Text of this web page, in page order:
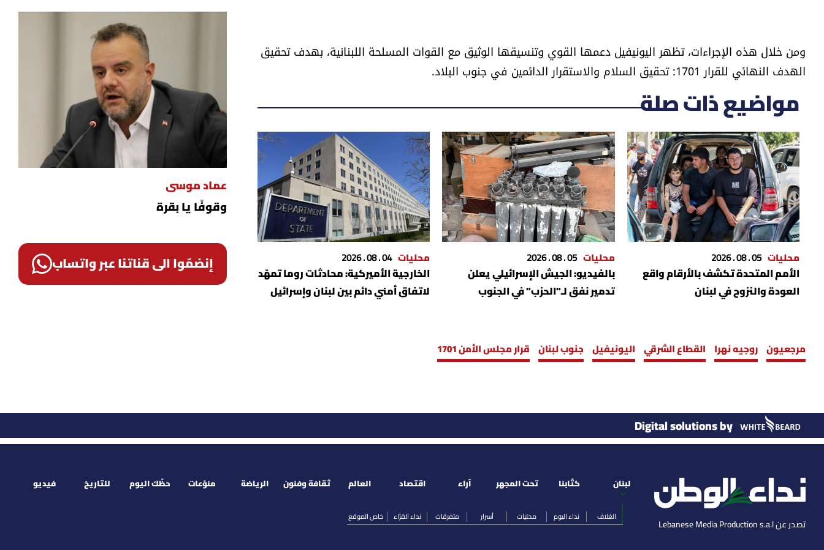
ومن خلال هذه الإجراءات، تظهر اليونيفيل دعمها القوي وتنسيقها الوثيق مع القوات المسلحة اللبنانية، بهدف تحقيق
الهدف النهائي للقرار 1701: تحقيق السلام والاستقرار الدائمين في جنوب البلاد.
مواضيع ذات صلة
محليات 05 . 08 . 2026
الأمم المتحدة تكشف بالأرقام واقع
العودة والنزوح في لبنان
محليات 05 . 08 . 2026
بالفيديو: الجيش الإسرائيلي يعلن
تدمير نفق لـ"الحزب" في الجنوب
محليات 04 . 08 . 2026
الخارجية الأميركية: محادثات روما تمهّد
لاتفاق أمني دائم بين لبنان وإسرائيل
مرجعيون روجيه نهرا القطاع الشرقي اليونيفيل جنوب لبنان قرار مجلس الأمن 1701
عماد موسى
وقوفًا يا بقرة
إنضمّوا الى قناتنا عبر واتساب
Digital solutions by
تصدر عن Lebanese Media Production s.a.l
لبنان
الغلاف نداء اليوم محليات أسرار متفرقات نداء القرّاء خاص الموقع
كتّابنا تحت المجهر آراء اقتصاد العالم ثقافة وفنون الرياضة منوّعات حظّك اليوم للتاريخ فيديو